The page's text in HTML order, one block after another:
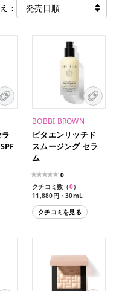
：
BOBBI BROWN
ビタエンリッチド
スムージング セラ
ム
0
クチコミ数（0）
11,880円・30mL
クチコミを見る